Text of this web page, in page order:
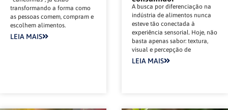
transformando a forma como
as pessoas comem, compram e
escolhem alimentos.
LEIA MAIS
A busca por diferenciação na
indústria de alimentos nunca
esteve tão conectada à
experiência sensorial. Hoje, não
basta apenas sabor: textura,
visual e percepção de
LEIA MAIS